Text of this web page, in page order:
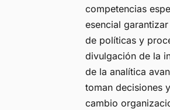
competencias
esencial
de políticas y
divulgación de la
de la analítica
toman decisiones
cambio